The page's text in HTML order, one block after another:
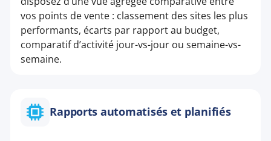
vos points de vente : classement des sites les plus
performants, écarts par rapport au budget,
comparatif d’activité jour-vs-jour ou semaine-vs-
semaine.
Rapports automatisés et planifiés